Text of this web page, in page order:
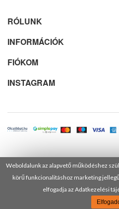
Weboldalunk az alapvető működéshez
körű funkcionalitáshoz marketing
elfogadja az Adatkezelési
RÓLUNK
INFORMÁCIÓK
FIÓKOM
INSTAGRAM
© 2025 Minden jog